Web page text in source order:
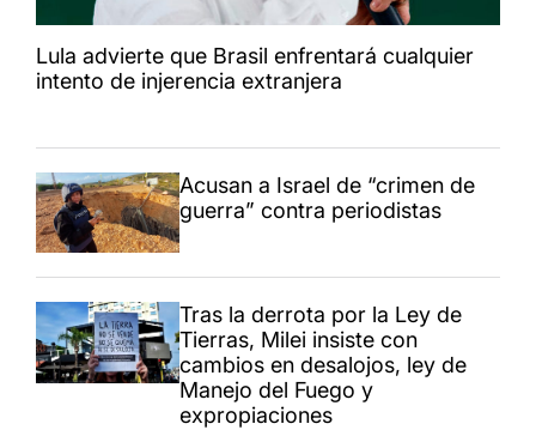
Lula advierte que Brasil enfrentará cualquier
intento de injerencia extranjera
Acusan a Israel de “crimen de
guerra” contra periodistas
Tras la derrota por la Ley de
Tierras, Milei insiste con
cambios en desalojos, ley de
Manejo del Fuego y
expropiaciones